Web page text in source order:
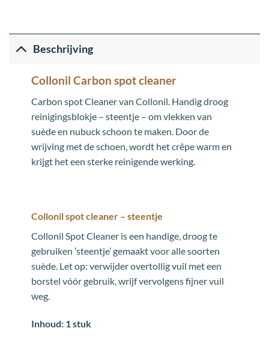
Beschrijving
Collonil Carbon spot cleaner
Carbon spot Cleaner van Collonil. Handig droog
reinigingsblokje – steentje – om vlekken van
suède en nubuck schoon te maken. Door de
wrijving met de schoen, wordt het crêpe warm en
krijgt het een sterke reinigende werking.
Collonil spot cleaner – steentje
Collonil Spot Cleaner is een handige, droog te
gebruiken ’steentje’ gemaakt voor alle soorten
suède. Let op: verwijder overtollig vuil met een
borstel vóór gebruik, wrijf vervolgens fijner vuil
weg.
Inhoud: 1 stuk